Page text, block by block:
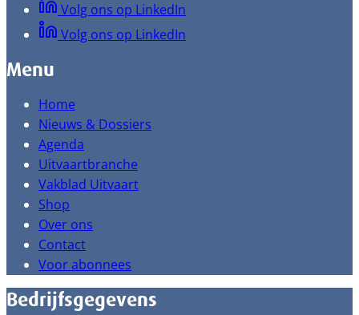
Volg ons op LinkedIn
Volg ons op LinkedIn
Menu
Home
Nieuws & Dossiers
Agenda
Uitvaartbranche
Vakblad Uitvaart
Shop
Over ons
Contact
Voor abonnees
Bedrijfsgegevens